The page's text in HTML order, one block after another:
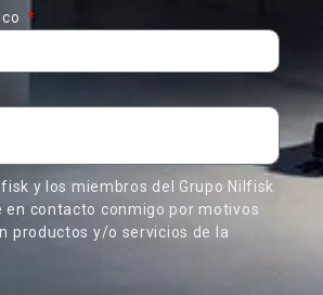
y los miembros del Grupo Nilfisk
en contacto conmigo por motivos
productos y/o servicios de la